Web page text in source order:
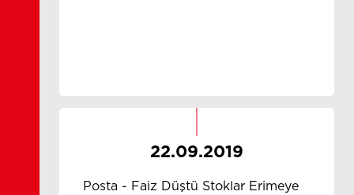
22.09.2019
Posta - Faiz Düştü Stoklar Erimeye